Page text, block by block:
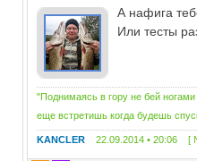
А нафига
Или тесты
"Поднимаясь в гору не бей
еще встретишь когда будешь
KANCLER 22.09.2014 • 20:06 [